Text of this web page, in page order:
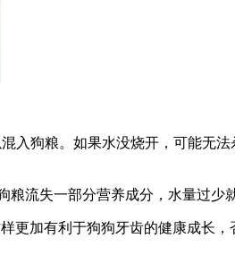
入狗粮。如果水没烧开，可能无
流失一部分营养成分，水量过少
加有利于狗狗牙齿的健康成长